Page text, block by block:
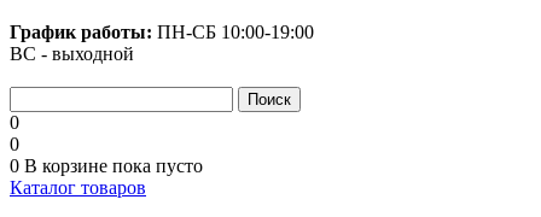
График работы: ПН-СБ 10:00-19:00
ВС - выходной
0
0
0 В корзине пока пусто
Каталог товаров